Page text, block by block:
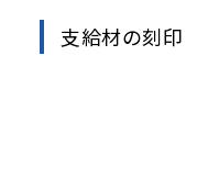
支給材の刻印